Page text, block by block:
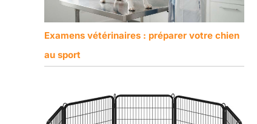
Examens vétérinaires : préparer votre chien
au sport